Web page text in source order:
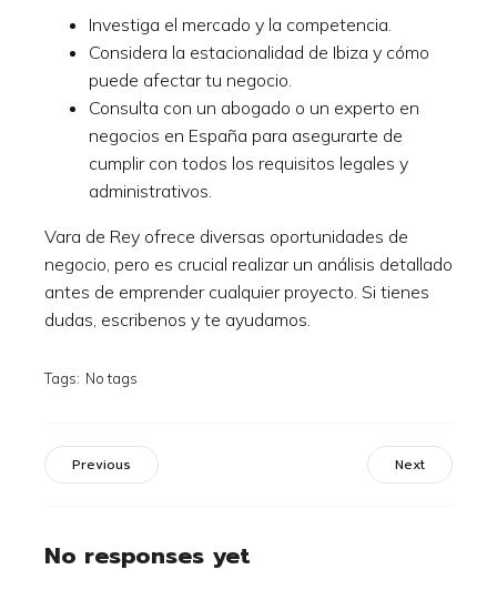
Investiga el mercado y la competencia.
Considera la estacionalidad de Ibiza y cómo
puede afectar tu negocio.
Consulta con un abogado o un experto en
negocios en España para asegurarte de
cumplir con todos los requisitos legales y
administrativos.
Vara de Rey ofrece diversas oportunidades de
negocio, pero es crucial realizar un análisis detallado
antes de emprender cualquier proyecto. Si tienes
dudas, escribenos y te ayudamos.
Tags: No tags
Previous Next
No responses yet